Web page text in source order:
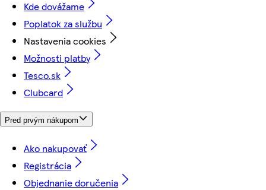
Kde dovážame
Poplatok za službu
Nastavenia cookies
Možnosti platby
Tesco.sk
Clubcard
Pred prvým nákupom
Ako nakupovať
Registrácia
Objednanie doručenia